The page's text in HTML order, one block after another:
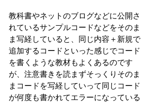
教科書やネットのブログなどに公開さ
れているサンプルコードなどをそのま
ま写経していると、同じ内容＋新規で
追加するコードといった感じでコード
を書くような教材もよくあるのです
が、注意書きを読まずそっくりそのま
まコードを写経していって同じコード
が何度も書かれてエラーになっている